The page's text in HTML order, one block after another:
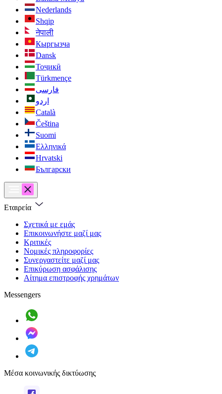
Nederlands
Shqip
नेपाली
Кыргызча
Dansk
Тоҷикӣ
Türkmençe
فارسی
اردو
Català
Čeština
Suomi
Ελληνικά
Hrvatski
Български
Εταιρεία
Σχετικά με εμάς
Επικοινωνήστε μαζί μας
Κριτικές
Νομικές πληροφορίες
Συνεργαστείτε μαζί μας
Επικύρωση ασφάλισης
Αίτημα επιστροφής χρημάτων
Messengers
Μέσα κοινωνικής δικτύωσης